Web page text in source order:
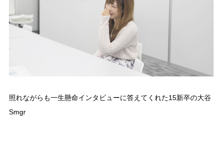
照れながらも一生懸命インタビューに答えてくれた15新卒の大谷
Smgr